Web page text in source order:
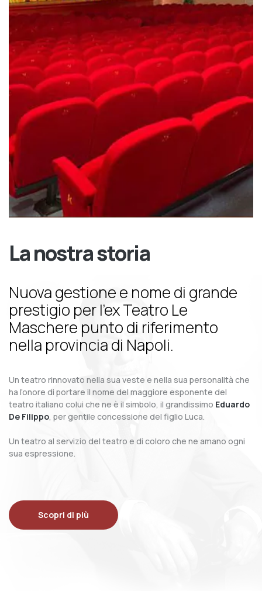
La nostra storia
Nuova gestione e nome di grande
prestigio per l’ex Teatro Le
Maschere punto di riferimento
nella provincia di Napoli.
Un teatro rinnovato nella sua veste e nella sua personalità che
ha l’onore di portare il nome del maggiore esponente del
teatro italiano colui che ne è il simbolo, il grandissimo Eduardo
De Filippo, per gentile concessione del figlio Luca.
Un teatro al servizio del teatro e di coloro che ne amano ogni
sua espressione.
Scopri di più